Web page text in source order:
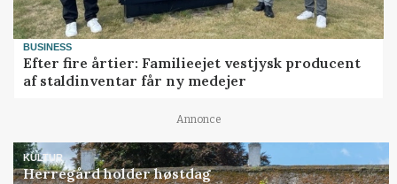
BUSINESS
Efter fire årtier: Familieejet vestjysk producent
af staldinventar får ny medejer
Annonce
KULTUR
Herregård holder høstdag